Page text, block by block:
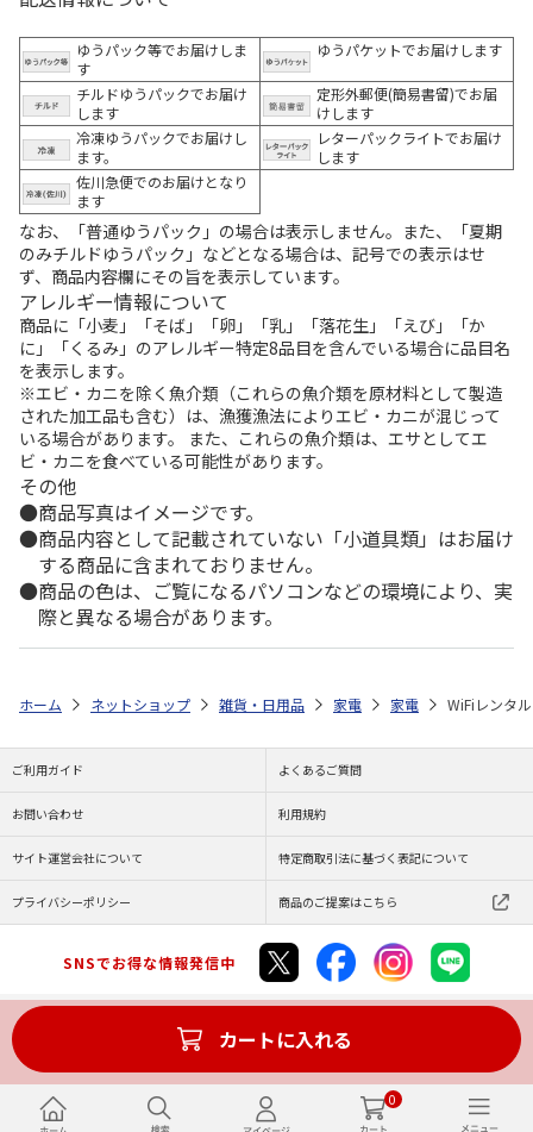
0
ゆうパック等でお届けしま
す
ゆうパケットでお届けします
チルドゆうパックでお届け
します
定形外郵便(簡易書留)でお届
けします
冷凍ゆうパックでお届けし
ます。
レターパックライトでお届け
します
佐川急便でのお届けとなり
ます
なお、「普通ゆうパック」の場合は表示しません。また、「夏期
のみチルドゆうパック」などとなる場合は、記号での表示はせ
ず、商品内容欄にその旨を表示しています。
アレルギー情報について
商品に「小麦」「そば」「卵」「乳」「落花生」「えび」「か
に」「くるみ」のアレルギー特定8品目を含んでいる場合に品目名
を表示します。
※エビ・カニを除く魚介類（これらの魚介類を原材料として製造
された加工品も含む）は、漁獲漁法によりエビ・カニが混じって
いる場合があります。 また、これらの魚介類は、エサとしてエ
ビ・カニを食べている可能性があります。
その他
商品写真はイメージです。
商品内容として記載されていない「小道具類」はお届け
する商品に含まれておりません。
商品の色は、ご覧になるパソコンなどの環境により、実
際と異なる場合があります。
カートに入れる
ホーム ネットショップ 雑貨・日用品 家電 家電 WiFiレンタ
ご利用ガイド よくあるご質問
お問い合わせ 利用規約
サイト運営会社について 特定商取引法に基づく表記について
プライバシーポリシー 商品のご提案はこちら
SNSでお得な情報発信中
Copyright (C) JAPAN POST Co.,Ltd. All Rights Reserved.